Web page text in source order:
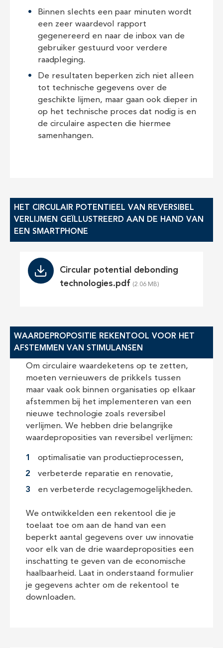
Binnen slechts een paar minuten wordt
een zeer waardevol rapport
gegenereerd en naar de inbox van de
gebruiker gestuurd voor verdere
raadpleging.
De resultaten beperken zich niet alleen
tot technische gegevens over de
geschikte lijmen, maar gaan ook dieper in
op het technische proces dat nodig is en
de circulaire aspecten die hiermee
samenhangen.
HET CIRCULAIR POTENTIEEL VAN REVERSIBEL
VERLIJMEN GEÏLLUSTREERD AAN DE HAND VAN
EEN SMARTPHONE
File
Circular potential debonding
technologies.pdf
WAARDEPROPOSITIE REKENTOOL VOOR HET
AFSTEMMEN VAN STIMULANSEN
Om circulaire waardeketens op te zetten,
moeten vernieuwers de prikkels tussen
maar vaak ook binnen organisaties op elkaar
afstemmen bij het implementeren van een
nieuwe technologie zoals reversibel
verlijmen. We hebben drie belangrijke
waardeproposities van reversibel verlijmen:
optimalisatie van productieprocessen,
verbeterde reparatie en renovatie,
en verbeterde recyclagemogelijkheden.
We ontwikkelden een rekentool die je
toelaat toe om aan de hand van een
beperkt aantal gegevens over uw innovatie
voor elk van de drie waardeproposities een
inschatting te geven van de economische
haalbaarheid. Laat in onderstaand formulier
je gegevens achter om de rekentool te
downloaden.